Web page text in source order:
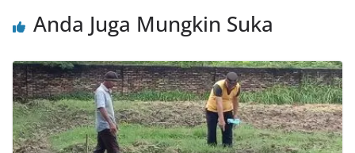
Anda Juga Mungkin Suka